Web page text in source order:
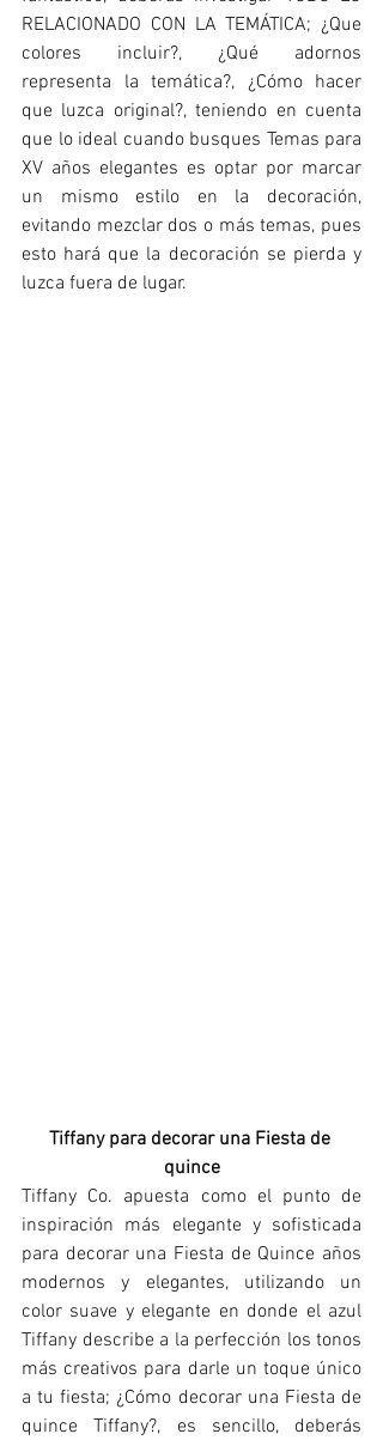
RELACIONADO CON LA TEMÁTICA; ¿Que
colores incluir?, ¿Qué adornos
representa la temática?, ¿Cómo hacer
que luzca original?, teniendo en cuenta
que lo ideal cuando busques Temas para
XV años elegantes es optar por marcar
un mismo estilo en la decoración,
evitando mezclar dos o más temas, pues
esto hará que la decoración se pierda y
luzca fuera de lugar.
Tiffany para decorar una Fiesta de
quince
Tiffany Co. apuesta como el punto de
inspiración más elegante y sofisticada
para decorar una Fiesta de Quince años
modernos y elegantes, utilizando un
color suave y elegante en donde el azul
Tiffany describe a la perfección los tonos
más creativos para darle un toque único
a tu fiesta; ¿Cómo decorar una Fiesta de
quince Tiffany?, es sencillo, deberás